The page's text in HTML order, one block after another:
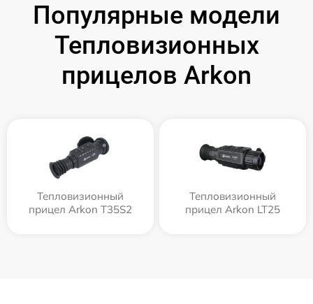
Популярные модели
Тепловизионных
прицелов Arkon
Тепловизионный
прицел Arkon T35S2
Тепловизионный
прицел Arkon LT25